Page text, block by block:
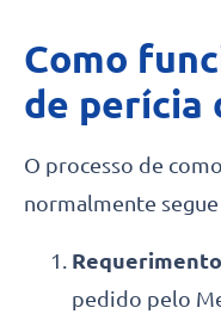
Como
de perícia
O processo de
normalmente
pedido pelo